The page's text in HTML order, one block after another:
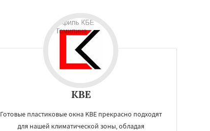
KBE
Готовые пластиковые окна KBE прекрасно подходят
для нашей климатической зоны, обладая